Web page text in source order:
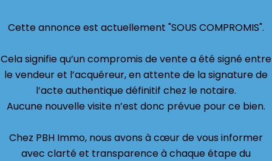
Cette annonce est actuellement "SOUS COMPROMIS".
Cela signifie qu’un compromis de vente a été signé entre
le vendeur et l’acquéreur, en attente de la signature de
l’acte authentique définitif chez le notaire.
Aucune nouvelle visite n’est donc prévue pour ce bien.
Chez PBH Immo, nous avons à cœur de vous informer
avec clarté et transparence à chaque étape du